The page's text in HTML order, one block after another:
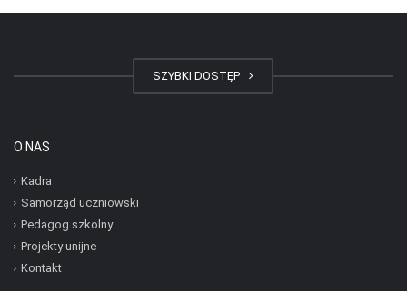
SZYBKI DOSTĘP
O NAS
Kadra
Samorząd uczniowski
Pedagog szkolny
Projekty unijne
Kontakt